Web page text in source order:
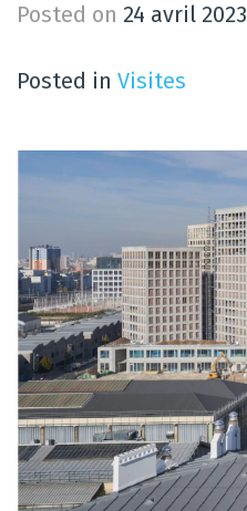
Posted on 24 avril 2023
Posted in Visites